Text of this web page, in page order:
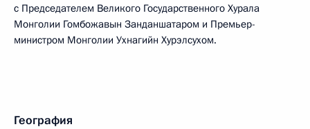
с Председателем Великого Государственного Хурала
Монголии Гомбожавын Занданшатаром и Премьер-
министром Монголии Ухнагийн Хурэлсухом.
География